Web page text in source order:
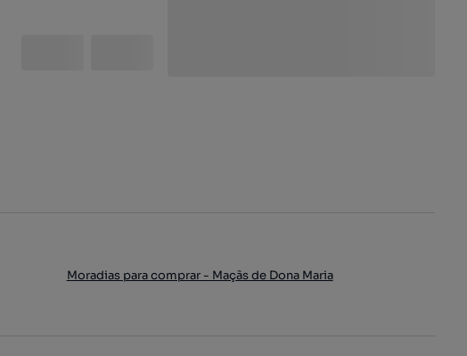
Moradias para comprar - Maçãs de Dona Maria